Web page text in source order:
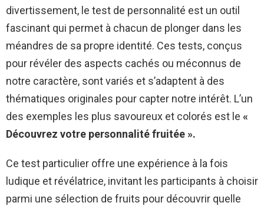
divertissement, le test de personnalité est un outil
fascinant qui permet à chacun de plonger dans les
méandres de sa propre identité. Ces tests, conçus
pour révéler des aspects cachés ou méconnus de
notre caractère, sont variés et s’adaptent à des
thématiques originales pour capter notre intérêt. L’un
des exemples les plus savoureux et colorés est le «
Découvrez votre personnalité fruitée ».
Ce test particulier offre une expérience à la fois
ludique et révélatrice, invitant les participants à choisir
parmi une sélection de fruits pour découvrir quelle